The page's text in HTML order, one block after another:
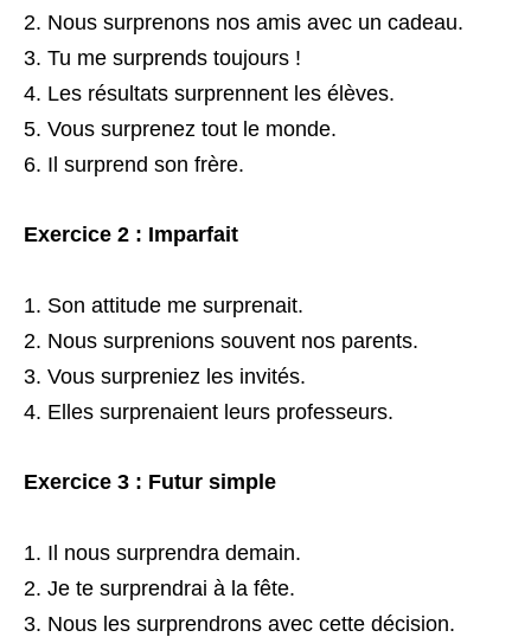
Nous surprenons nos amis avec un cadeau.
Tu me surprends toujours !
Les résultats surprennent les élèves.
Vous surprenez tout le monde.
Il surprend son frère.
Exercice 2 : Imparfait
Son attitude me surprenait.
Nous surprenions souvent nos parents.
Vous surpreniez les invités.
Elles surprenaient leurs professeurs.
Exercice 3 : Futur simple
Il nous surprendra demain.
Je te surprendrai à la fête.
Nous les surprendrons avec cette décision.